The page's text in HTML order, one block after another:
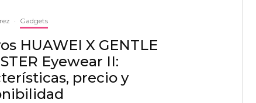
· Gadgets
HUAWEI X GENTLE
Eyewear II:
precio y